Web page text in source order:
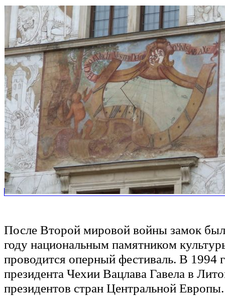
После Второй мировой войны замок
году национальным памятником
проводится оперный фестиваль. В 1994
президента Чехии Вацлава Гавела в
президентов стран Центральной Европы.